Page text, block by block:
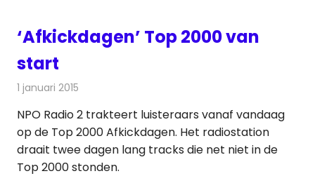
‘Afkickdagen’ Top 2000 van
start
1 januari 2015
NPO Radio 2 trakteert luisteraars vanaf vandaag
op de Top 2000 Afkickdagen. Het radiostation
draait twee dagen lang tracks die net niet in de
Top 2000 stonden.